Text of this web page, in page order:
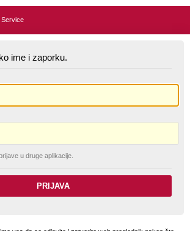
Service
ime i zaporku.
u druge aplikacije.